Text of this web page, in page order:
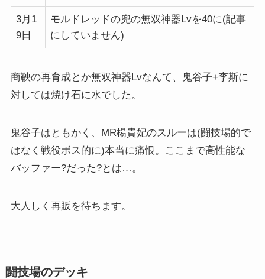
3月1
9日
モルドレッドの兜の無双神器Lvを40に(記事
にしていません)
商鞅の再育成とか無双神器Lvなんて、鬼谷子+李斯に
対しては焼け石に水でした。
鬼谷子はともかく、MR楊貴妃のスルーは(闘技場的で
はなく戦役ボス的に)本当に痛恨。ここまで高性能な
バッファー?だった?とは…。
大人しく再販を待ちます。
闘技場のデッキ